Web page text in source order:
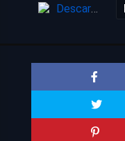
Descarga